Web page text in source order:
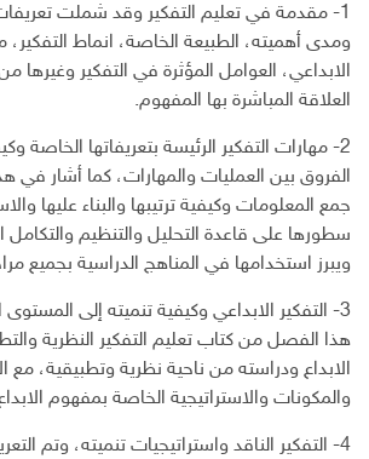
1- مقدمة في تعليم التفكير وقد شملت
ومدى أهميته، الطبيعة الخاصة، انماط التفكير،
الابداعي، العوامل المؤثرة في التفكير
العلاقة المباشرة بها المفهوم.
2- مهارات التفكير الرئيسة بتعريفاتها الخاصة
الفروق بين العمليات والمهارات، كما أشار في
جمع المعلومات وكيفية ترتيبها والبناء عليها
سطورها على قاعدة التحليل والتنظيم والتكامل
ويبرز استخدامها في المناهج الدراسية بجميع
3- التفكير الابداعي وكيفية تنميته إلى
هذا الفصل من كتاب تعليم التفكير النظرية
الابداع ودراسته من ناحية نظرية وتطبيقية، مع
والمكونات والاستراتيجية الخاصة بمفهوم
4- التفكير الناقد واستراتيجيات تنميته، وتم